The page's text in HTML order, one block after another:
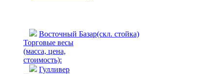
Восточный Базар(скл. стойка)
Торговые весы
(масса, цена,
стоимость):
Гулливер